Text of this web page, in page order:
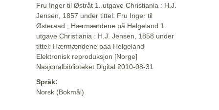
Fru Inger til Østråt 1. utgave Christiania : H.J.
Jensen, 1857 under tittel: Fru Inger til
Østeraad ; Hærmændene på Helgeland 1.
utgave Christiania : H.J. Jensen, 1858 under
tittel: Hærmændene paa Helgeland
Elektronisk reproduksjon [Norge]
Nasjonalbiblioteket Digital 2010-08-31
Språk:
Norsk (Bokmål)